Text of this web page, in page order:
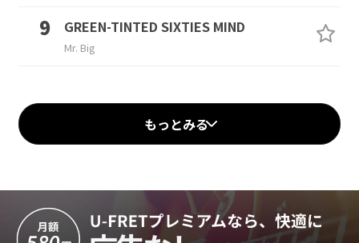
GREEN-TINTED SIXTIES MIND
Mr. Big
もっとみる